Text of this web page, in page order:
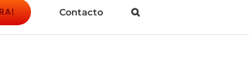
Contacto